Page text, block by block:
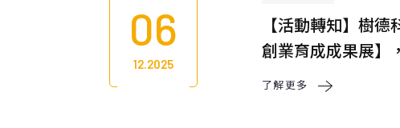
06
12.2025
【活動轉知】樹
創業育成成果展】
了解更多